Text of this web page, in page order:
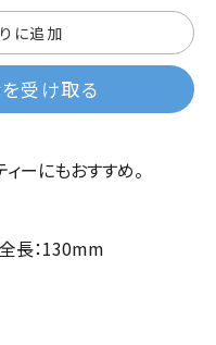
に追加
受け取る
ーにもおすすめ。
長：130mm